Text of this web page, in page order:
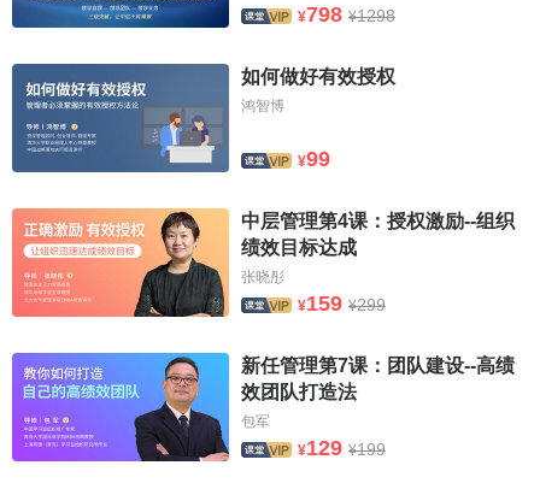
這些規定。
制約授權，又叫複合授權，是指上級行政主體將某項任
務的職權分解授給兩個或多個子系統，使子系統之間產生互
相制約的作用，以免出現疏漏。
彈性授權，又稱動態授權，是指在完成任務的不同階段
領導授權的特點
1、領導授權在本質上是組織內部權力分配的特定形式。
2、領導授權實際上是 領導活動過程的一部分，其核心內
容是上級領導給下屬分派任務。
3、領導授權是一種權責高度統一的行為。
¥798 ¥1298
如何做好有效授权
鸿智博
¥99
中层管理第4课：授权激励--组织
绩效目标达成
张晓彤
¥159 ¥299
新任管理第7课：团队建设--高绩
效团队打造法
包军
¥129 ¥199